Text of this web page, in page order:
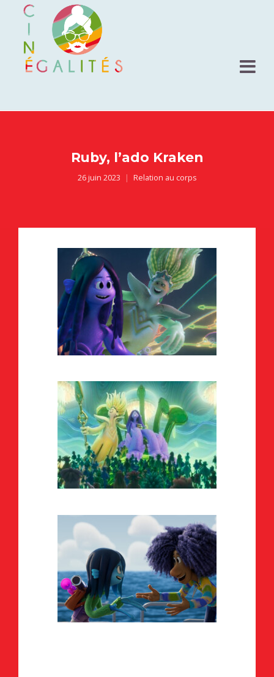
Ruby, l’ado Kraken
26 juin 2023 Relation au corps